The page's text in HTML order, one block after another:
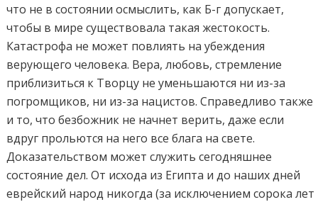
что не в состоянии осмыслить, как Б-г допускает,
чтобы в мире существовала такая жестокость.
Катастрофа не может повлиять на убеждения
верующего человека. Вера, любовь, стремление
приблизиться к Творцу не уменьшаются ни из-за
погромщиков, ни из-за нацистов. Справедливо также
и то, что безбожник не начнет верить, даже если
вдруг прольются на него все блага на свете.
Доказательством может служить сегодняшнее
состояние дел. От исхода из Египта и до наших дней
еврейский народ никогда (за исключением сорока лет